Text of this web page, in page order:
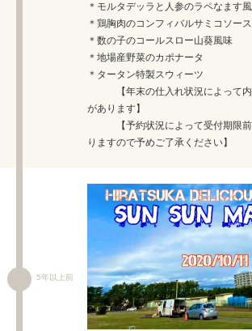
＊モルタデッラと人参のラペなます風
＊鶏胸肉のコンフィバルサミコソース
＊数の子のコールスロー山葵風味
＊地場産野菜のカポナータ
＊タータン特製スウィーツ
【年末の仕入れ状況によって内
があります】
【予約状況によって受付期限前
りますので予めご了承ください】
5年以上前